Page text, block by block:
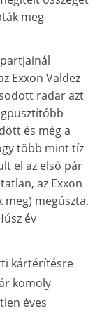
meg
Exxon Valdez
radar azt
és még a
több mint tíz
el az első pár
az Exxon
megúszta.
év
kártérítésre
komoly
éves